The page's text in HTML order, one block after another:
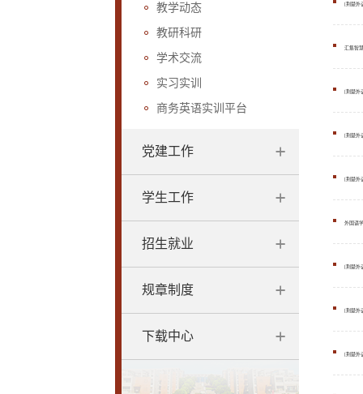
教学动态
教研科研
学术交流
实习实训
商务英语实训平台
党建工作
学生工作
招生就业
规章制度
下载中心
[荆楚外
汇集智
[荆楚外
[荆楚外
[荆楚外
外国语
[荆楚外
[荆楚外
[荆楚外